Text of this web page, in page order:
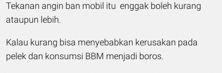
Tekanan angin ban mobil itu enggak boleh kurang
ataupun lebih.
Kalau kurang bisa menyebabkan kerusakan pada
pelek dan konsumsi BBM menjadi boros.